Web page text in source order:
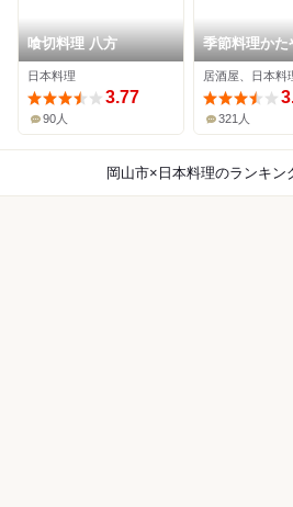
喰切料理 八方
日本料理
3.77
90人
季節料理かた
居酒屋、日本料
321人
岡山市×日本料理のランキン